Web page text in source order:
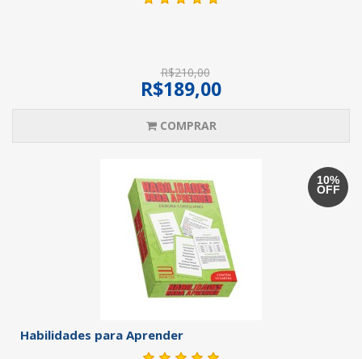
R$210,00
R$189,00
COMPRAR
10%
OFF
Habilidades para Aprender